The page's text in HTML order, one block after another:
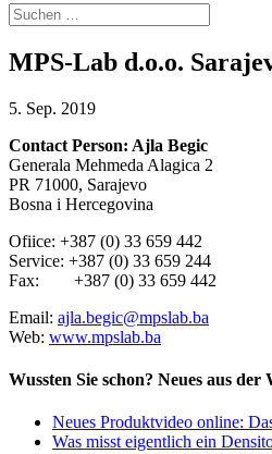
MPS-Lab d.o.o.
5. Sep. 2019
Contact Person: Ajla Begic
Generala Mehmeda Alagica 2
PR 71000, Sarajevo
Bosna i Hercegovina
Ofiice: +387 (0) 33 659 442
Service: +387 (0) 33 659 244
Fax: +387 (0) 33 659 442
Email: ajla.begic@mpslab.ba
Web: www.mpslab.ba
Wussten Sie schon? Neues aus
Neues Produktvideo online:
Was misst eigentlich ein